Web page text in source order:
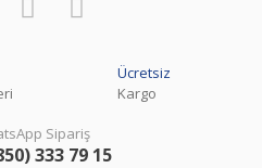
Ücretsiz
Kargo
Sipariş
333 79 15